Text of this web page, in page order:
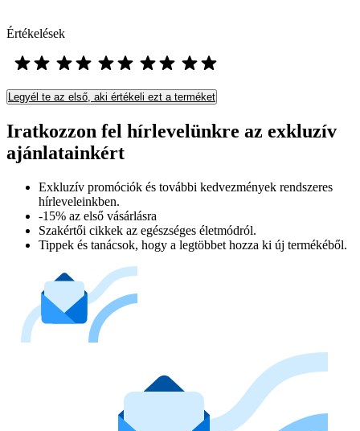
Értékelések
Legyél te az első, aki értékeli ezt a terméket
Iratkozzon fel hírlevelünkre az exkluzív
ajánlatainkért​
Exkluzív promóciók és további kedvezmények rendszeres
hírleveleinkben.
-15% az első vásárlásra
Szakértői cikkek az egészséges életmódról.
Tippek és tanácsok, hogy a legtöbbet hozza ki új termékéből.